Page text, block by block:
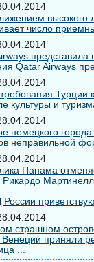
высокого
число
Qatar Airways
Турции
культуры и
немецкого
неправильной
Панама
Рикардо
страшном
Венеции приняли
...